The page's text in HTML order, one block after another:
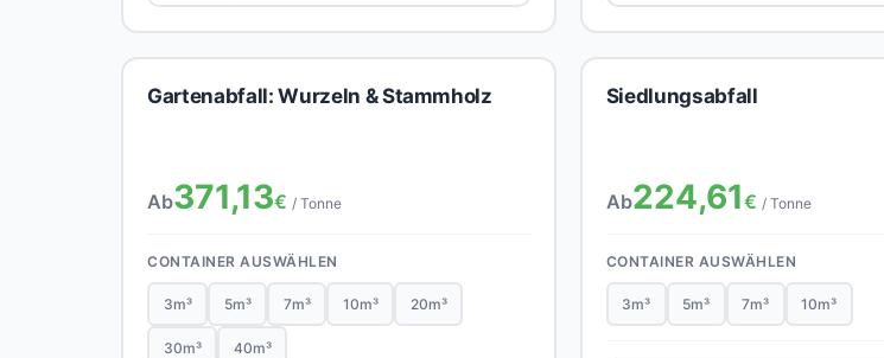
Gartenabfall: Wurzeln & Stammholz
Ab371,13€ / Tonne
CONTAINER AUSWÄHLEN
3m³ 5m³ 7m³ 10m³ 20m³
30m³ 40m³
Siedlungsabfall
Ab224,61€ / Tonne
CONTAINER AUSWÄHLEN
3m³ 5m³ 7m³ 10m³